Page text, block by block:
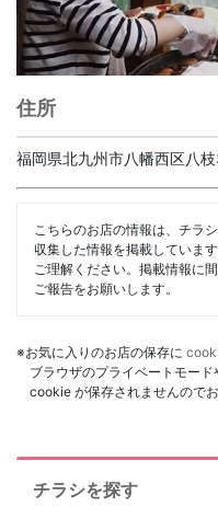
住所
福岡県北九州市八幡西区八
こちらのお店の情報は、チラ
収集した情報を掲載していま
ご理解ください。掲載情報に
ご報告をお願いします。
※お気に入りのお店の保存に
ブラウザのプライベートモー
cookie が保存されませんので
チラシを探す